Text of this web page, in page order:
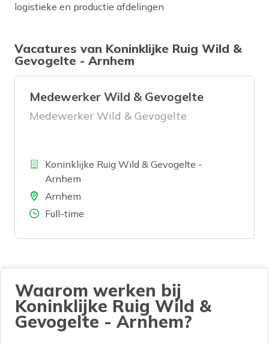
logistieke en productie afdelingen
Vacatures van Koninklijke Ruig Wild &
Gevogelte - Arnhem
Medewerker Wild & Gevogelte
Medewerker Wild & Gevogelte
BedrijfKoninklijke Ruig Wild & Gevogelte -
Arnhem
LocatieArnhem
Aantal uren
Full-time
Waarom werken bij
Koninklijke Ruig Wild &
Gevogelte - Arnhem?